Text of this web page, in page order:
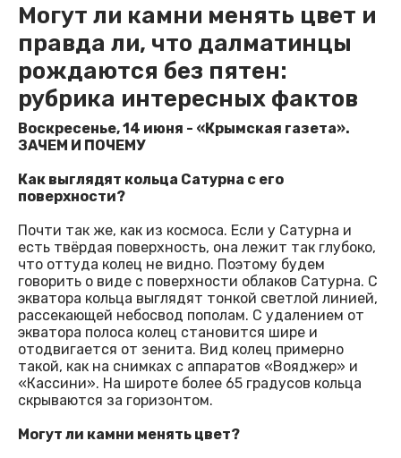
Могут ли камни менять цвет и
правда ли, что далматинцы
рождаются без пятен:
рубрика интересных фактов
Воскресенье, 14 июня - «Крымская газета».
ЗАЧЕМ И ПОЧЕМУ
Как выглядят кольца Сатурна с его
поверхности?
Почти так же, как из космоса. Если у Сатурна и
есть твёрдая поверхность, она лежит так глубоко,
что оттуда колец не видно. Поэтому будем
говорить о виде с поверхности облаков Сатурна. С
экватора кольца выглядят тонкой светлой линией,
рассекающей небосвод пополам. С удалением от
экватора полоса колец становится шире и
отодвигается от зенита. Вид колец примерно
такой, как на снимках с аппаратов «Вояджер» и
«Кассини». На широте более 65 градусов кольца
скрываются за горизонтом.
Могут ли камни менять цвет?